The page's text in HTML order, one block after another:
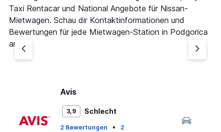
Taxi Rentacar und National Angebote für Nissan-
Mietwagen. Schau dir Kontaktinformationen und
Bewertungen für jede Mietwagen-Station in Podgorica
an.
Avis
3,9 Schlecht
2 Bewertungen •
2